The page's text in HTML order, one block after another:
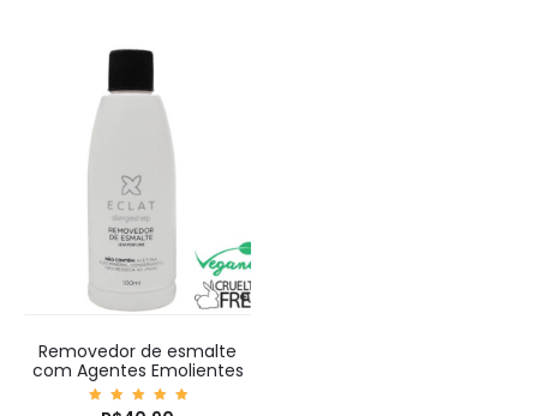
Removedor de esmalte
com Agentes Emolientes
Avaliaç